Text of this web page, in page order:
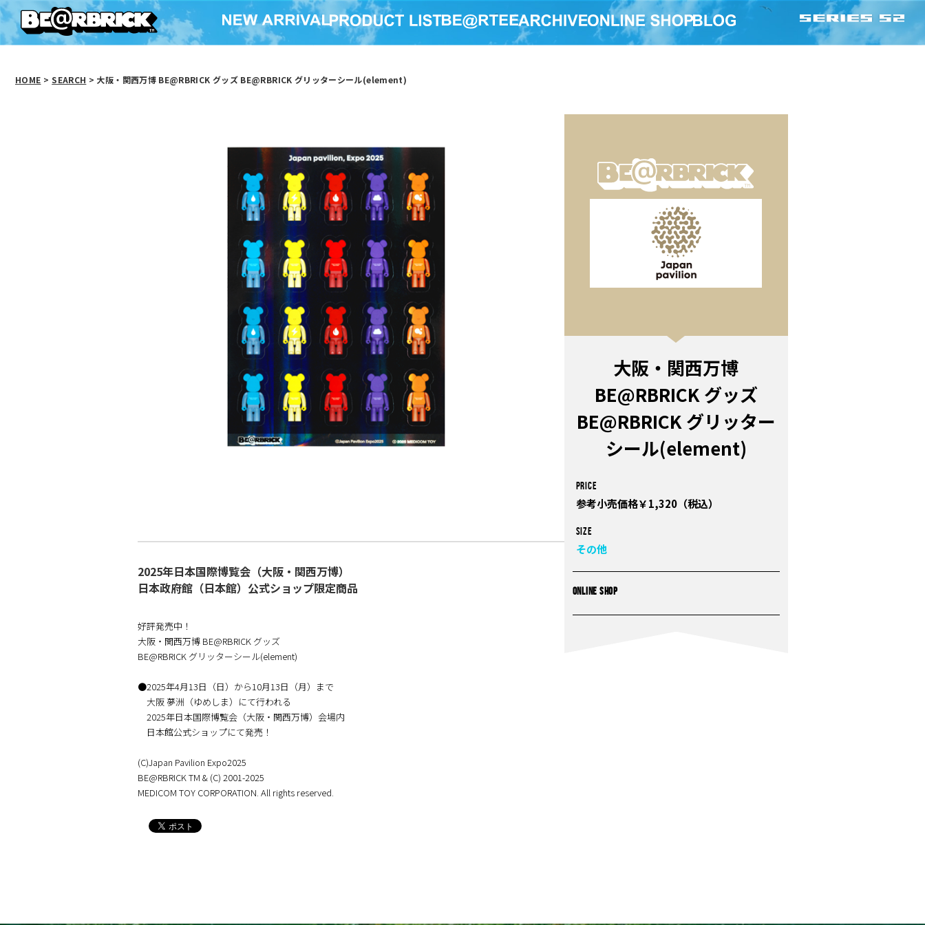
HOME > SEARCH > 大阪・関西万博 BE@RBRICK グッズ BE@RBRICK グリッターシール(element)
大阪・関西万博
BE@RBRICK グッズ
BE@RBRICK グリッター
シール(element)
PRICE
参考小売価格￥1,320（税込）
Size
その他
ONLINE SHOP
2025年日本国際博覧会（大阪・関西万博）
日本政府館（日本館）公式ショップ限定商品
好評発売中！
大阪・関西万博 BE@RBRICK グッズ
BE@RBRICK グリッターシール(element)
●2025年4月13日（日）から10月13日（月）まで
大阪 夢洲（ゆめしま）にて行われる
2025年日本国際博覧会（大阪・関西万博）会場内
日本館公式ショップにて発売！
(C)Japan Pavilion Expo2025
BE@RBRICK TM & (C) 2001-2025
MEDICOM TOY CORPORATION. All rights reserved.